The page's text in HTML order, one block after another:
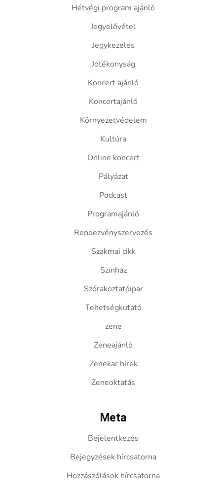
Hétvégi program ajánló
Jegyelővétel
Jegykezelés
Jótékonyság
Koncert ajánló
Koncertajánló
Környezetvédelem
Kultúra
Online koncert
Pályázat
Podcast
Programajánló
Rendezvényszervezés
Szakmai cikk
Színház
Szórakoztatóipar
Tehetségkutató
zene
Zeneajánló
Zenekar hírek
Zeneoktatás
Meta
Bejelentkezés
Bejegyzések hírcsatorna
Hozzászólások hírcsatorna